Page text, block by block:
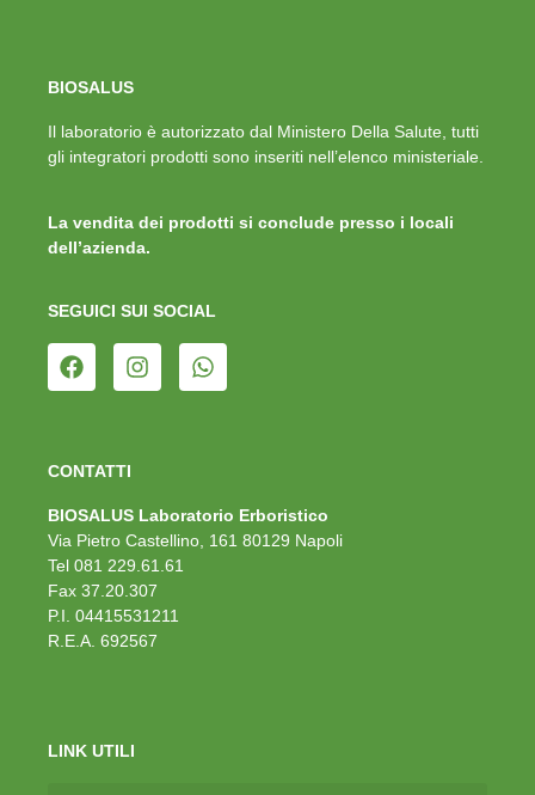
BIOSALUS
Il laboratorio è autorizzato dal Ministero Della Salute, tutti
gli integratori prodotti sono inseriti nell’elenco ministeriale.
La vendita dei prodotti si conclude presso i locali
dell’azienda.
SEGUICI SUI SOCIAL
CONTATTI
BIOSALUS Laboratorio Erboristico
Via Pietro Castellino, 161 80129 Napoli
Tel 081 229.61.61
Fax 37.20.307
P.I. 04415531211
R.E.A. 692567
LINK UTILI